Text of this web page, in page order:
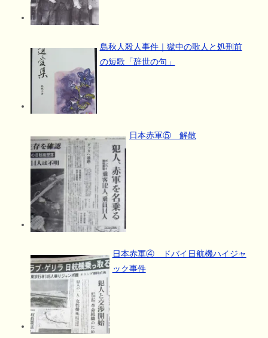
島秋人殺人事件｜獄中の歌人と処刑前
の短歌「辞世の句」
日本赤軍⑤ 解散
日本赤軍④ ドバイ日航機ハイジャ
ック事件